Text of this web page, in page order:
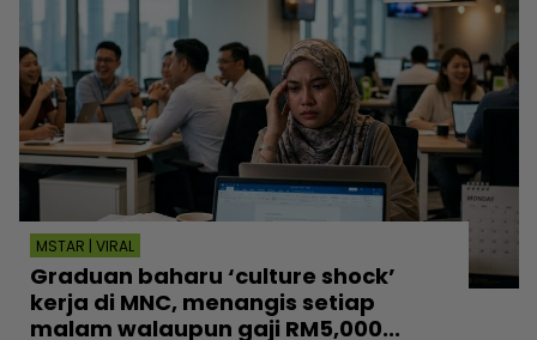
MSTAR | VIRAL
Graduan baharu ‘culture shock’
kerja di MNC, menangis setiap
malam walaupun gaji RM5,000...